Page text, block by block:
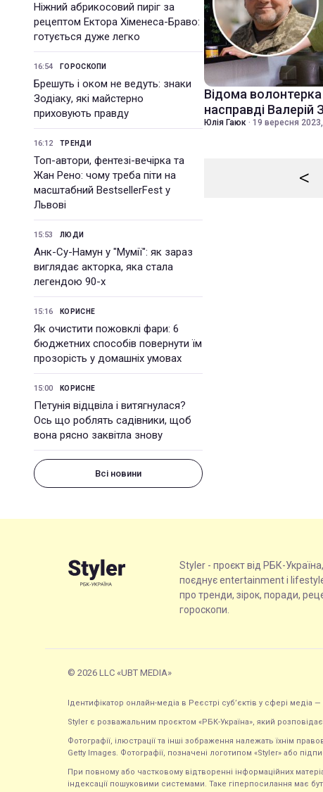
Ніжний абрикосовий пиріг за
рецептом Ектора Хіменеса-Браво:
готується дуже легко
16:54 ГОРОСКОПИ
Брешуть і оком не ведуть: знаки
Зодіаку, які майстерно
приховують правду
16:12 ТРЕНДИ
Топ-автори, фентезі-вечірка та
Жан Рено: чому треба піти на
масштабний BestsellerFest у
Львові
15:53 ЛЮДИ
Анк-Су-Намун у "Мумії": як зараз
виглядає акторка, яка стала
легендою 90-х
15:16 КОРИСНЕ
Як очистити пожовклі фари: 6
бюджетних способів повернути їм
прозорість у домашніх умовах
15:00 КОРИСНЕ
Петунія відцвіла і витягнулася?
Ось що роблять садівники, щоб
вона рясно заквітла знову
Всі новини
Відома
насправді Валерій
Юлія Гаюк · 19 вересня
<
Styler - проєкт від РБК-
поєднує entertainment і
про тренди, зірок, поради,
гороскопи.
© 2026 LLC «UBT MEDIA»
Ідентифікатор онлайн-медіа в Реєстрі суб’єктів у сфері медіа —
Styler є розважальним проєктом «РБК-Україна», який
Фотографії, ілюстрації та інші зображення належать їхнім
Getty Images. Фотографії, позначені логотипом «Styler» або
При повному або частковому відтворенні інформаційних
індексації пошуковими системами. Таке гіперпосилання має